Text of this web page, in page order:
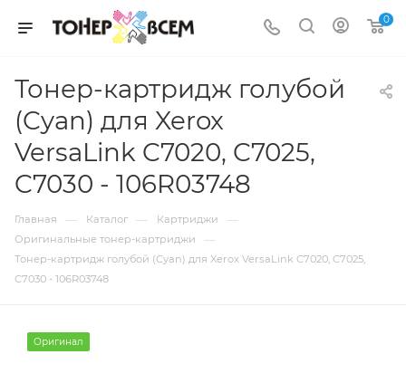
0
Тонер-картридж голубой
(Cyan) для Xerox
VersaLink C7020, C7025,
C7030 - 106R03748
Главная — Каталог — Картриджи —
Оригинальные тонер-картриджи —
Тонер-картридж голубой (Cyan) для Xerox VersaLink C7020, C7025,
C7030 - 106R03748
Оригинал